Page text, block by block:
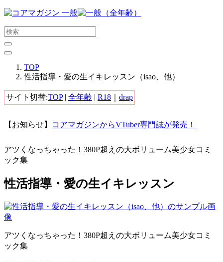
メ
ン
コ
ン
に
ス
ッ
す
る
TOP
性活指導・愛の生イキレッスン（isao、他）
サイト切替:TOP| 全年齢 | R18 drap
【お知らせ】 コアマガジンからVTuber専門誌が発売！
アツくなっちゃった！380P超えの大ボリューム美少女コミ
ック集
性活指導・愛の生イキレッスン
アツくなっちゃった！380P超えの大ボリューム美少女コミ
ック集